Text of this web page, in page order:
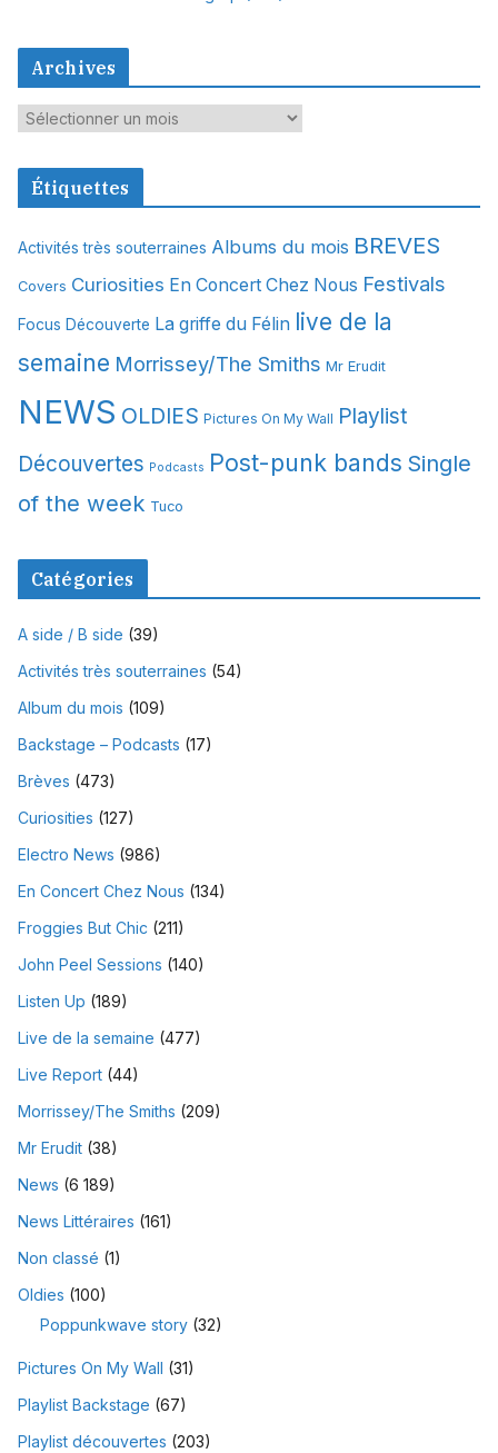
Archives
A
c
v
e
Étiquettes
Activités très souterraines Albums du mois BREVES
Covers Curiosities En Concert Chez Nous Festivals
Focus Découverte La griffe du Félin live de la
semaine Morrissey/The Smiths Mr Erudit
NEWS OLDIES Pictures On My Wall Playlist
Découvertes Podcasts Post-punk bands Single
of the week Tuco
Catégories
A side / B side (39)
Activités très souterraines (54)
Album du mois (109)
Backstage – Podcasts (17)
Brèves (473)
Curiosities (127)
Electro News (986)
En Concert Chez Nous (134)
Froggies But Chic (211)
John Peel Sessions (140)
Listen Up (189)
Live de la semaine (477)
Live Report (44)
Morrissey/The Smiths (209)
Mr Erudit (38)
News (6 189)
News Littéraires (161)
Non classé (1)
Oldies (100)
Poppunkwave story (32)
Pictures On My Wall (31)
Playlist Backstage (67)
Playlist découvertes (203)